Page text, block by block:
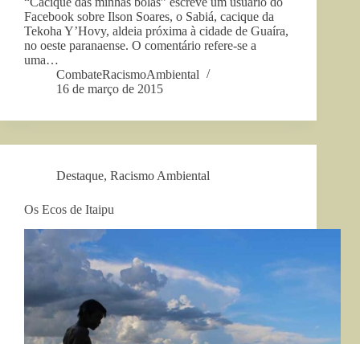
Facebook sobre Ilson Soares, o Sabiá, cacique da
Tekoha Y’Hovy, aldeia próxima à cidade de Guaíra,
no oeste paranaense. O comentário refere-se a
uma…
CombateRacismoAmbiental
16 de março de 2015
Destaque, Racismo Ambiental
Os Ecos de Itaipu